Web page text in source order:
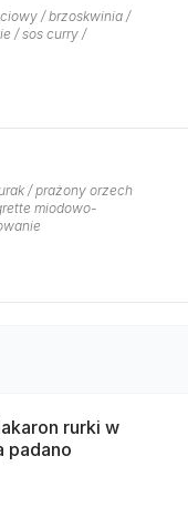
/ brzoskwinia /
/ sos curry /
/ prażony orzech
miodowo-
rurki w
padano